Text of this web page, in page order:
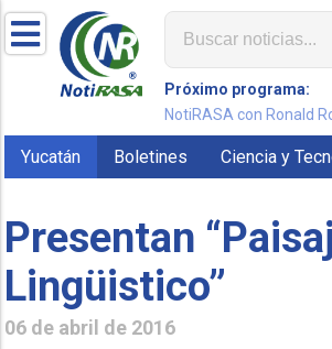
Próximo programa:
NotiRASA con Ronald
Yucatán Boletines Ciencia y
Presentan
Lingüistico”
06 de abril de 2016